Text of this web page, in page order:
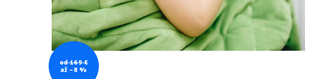
od 169 €
až –8 %